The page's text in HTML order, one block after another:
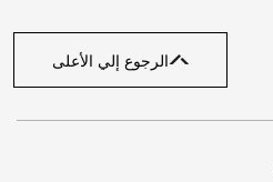
الرجوع إلي الأعلى